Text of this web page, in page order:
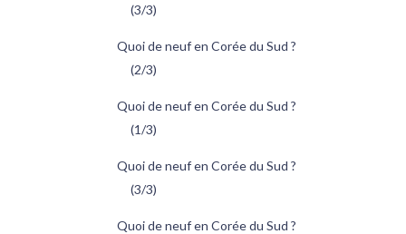
(3/3)
Quoi de neuf en Corée du Sud ?
(2/3)
Quoi de neuf en Corée du Sud ?
(1/3)
Quoi de neuf en Corée du Sud ?
(3/3)
Quoi de neuf en Corée du Sud ?